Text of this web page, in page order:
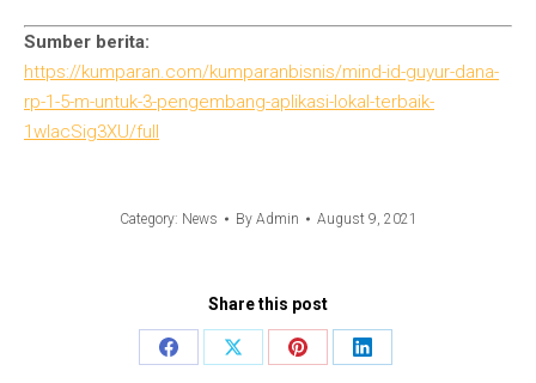
Sumber berita:
https://kumparan.com/kumparanbisnis/mind-id-guyur-dana-
rp-1-5-m-untuk-3-pengembang-aplikasi-lokal-terbaik-
1wIacSig3XU/full
Category: News By Admin August 9, 2021
Share this post
Share
Share
Share
Share